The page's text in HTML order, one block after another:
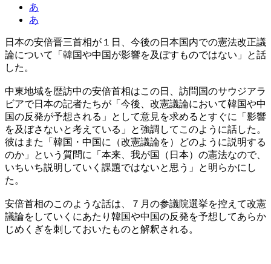
あ
あ
日本の安倍晋三首相が１日、今後の日本国内での憲法改正議
論について「韓国や中国が影響を及ぼすものではない」と話
した。
中東地域を歴訪中の安倍首相はこの日、訪問国のサウジアラ
ビアで日本の記者たちが「今後、改憲議論において韓国や中
国の反発が予想される」として意見を求めるとすぐに「影響
を及ぼさないと考えている」と強調してこのように話した。
彼はまた「韓国・中国に（改憲議論を）どのように説明する
のか」という質問に「本来、我が国（日本）の憲法なので、
いちいち説明していく課題ではないと思う」と明らかにし
た。
安倍首相のこのような話は、７月の参議院選挙を控えて改憲
議論をしていくにあたり韓国や中国の反発を予想してあらか
じめくぎを刺しておいたものと解釈される。